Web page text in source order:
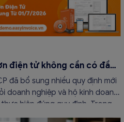
điện tử không cần có đầy
đã bổ sung nhiều quy định mới
doanh nghiệp và hộ kinh doanh
hiện đúng quy định. Trong
EasyInvoice sẽ chia sẻ 13